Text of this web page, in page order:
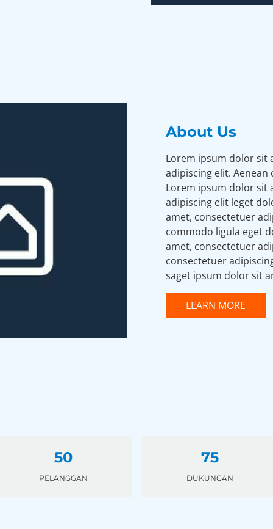
About Us
Lorem ipsum dolor sit
adipiscing elit.
Lorem ipsum dolor sit
adipiscing elit leget
amet, consectetuer
commodo ligula eget
amet, consectetuer
consectetuer
saget ipsum dolor sit
LEARN MORE
50
PELANGGAN
75
DUKUNGAN